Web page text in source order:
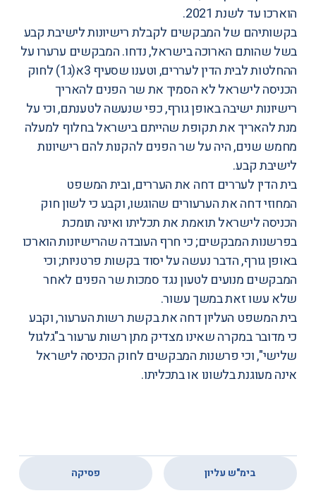
הוארכו עד לשנת 2021.
בקשותיהם של המבקשים לקבלת רישיונות לישיבת קבע
בשל שהותם הארוכה בישראל, נדחו. המבקשים ערערו על
ההחלטות לבית הדין לעררים, וטענו שסעיף 3א(ג1) לחוק
הכניסה לישראל לא הסמיך את שר הפנים להאריך
רישיונות ישיבה באופן גורף, כפי שנעשה לטענתם, וכי על
מנת להאריך את תקופת שהייתם בישראל בחלוף למעלה
מחמש שנים, היה על שר הפנים להקנות להם רישיונות
לישיבת קבע.
בית הדין לעררים דחה את העררים, ובית המשפט
המחוזידחה את הערעורים שהוגשו, וקבע כי לשון חוק
הכניסה לישראל תואמת את תכליתו ואינה תומכת
בפרשנות המבקשים; כי חרף העובדה שהרישיונות הוארכו
באופן גורף, הדבר נעשה על יסוד בקשות פרטניות; וכי
המבקשים מנועים לטעון נגד סמכות שר הפנים לאחר
שלא עשו זאת במשך עשור.
בית המשפט העליון דחה את בקשת רשות הערעור, וקבע
כי מדובר במקרה שאינו מצדיק מתן רשות ערעור ב"גלגול
שלישי", וכי פרשנות המבקשים לחוק הכניסה לישראל
אינה מעוגנת בלשונו או בתכליתו.
בימ"ש עליון פסיקה